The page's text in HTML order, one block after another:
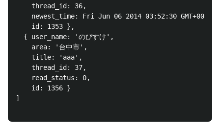
    thread_id: 36,
newest_time: Fri Jun 06 2014 03:52:30 GMT+0000
    id: 1353 },
  { user_name: 'のびすけ',
    area: '台中市',
    title: 'aaa',
    thread_id: 37,
    read_status: 0,
    id: 1356 }
]